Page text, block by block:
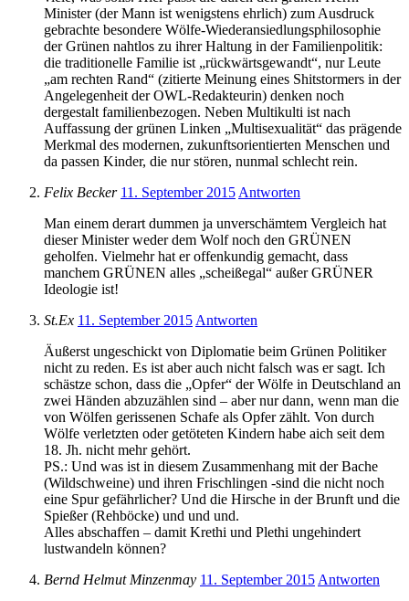
Minister (der Mann ist wenigstens ehrlich) zum Ausdruck
gebrachte besondere Wölfe-Wiederansiedlungsphilosophie
der Grünen nahtlos zu ihrer Haltung in der Familienpolitik:
die traditionelle Familie ist „rückwärtsgewandt“, nur Leute
„am rechten Rand“ (zitierte Meinung eines Shitstormers in der
Angelegenheit der OWL-Redakteurin) denken noch
dergestalt familienbezogen. Neben Multikulti ist nach
Auffassung der grünen Linken „Multisexualität“ das prägende
Merkmal des modernen, zukunftsorientierten Menschen und
da passen Kinder, die nur stören, nunmal schlecht rein.
Felix Becker 11. September 2015 Antworten
Man einem derart dummen ja unverschämtem Vergleich hat
dieser Minister weder dem Wolf noch den GRÜNEN
geholfen. Vielmehr hat er offenkundig gemacht, dass
manchem GRÜNEN alles „scheißegal“ außer GRÜNER
Ideologie ist!
St.Ex 11. September 2015 Antworten
Äußerst ungeschickt von Diplomatie beim Grünen Politiker
nicht zu reden. Es ist aber auch nicht falsch was er sagt. Ich
schästze schon, dass die „Opfer“ der Wölfe in Deutschland an
zwei Händen abzuzählen sind – aber nur dann, wenn man die
von Wölfen gerissenen Schafe als Opfer zählt. Von durch
Wölfe verletzten oder getöteten Kindern habe aich seit dem
18. Jh. nicht mehr gehört.
PS.: Und was ist in diesem Zusammenhang mit der Bache
(Wildschweine) und ihren Frischlingen -sind die nicht noch
eine Spur gefährlicher? Und die Hirsche in der Brunft und die
Spießer (Rehböcke) und und und.
Alles abschaffen – damit Krethi und Plethi ungehindert
lustwandeln können?
Bernd Helmut Minzenmay 11. September 2015 Antworten